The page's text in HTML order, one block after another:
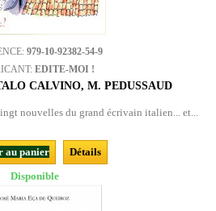
979-10-92382-54-9
EDITE-MOI !
CALVINO, M. PEDUSSAUD
nouvelles du grand écrivain italien... et...
au panier
Détails
Disponible